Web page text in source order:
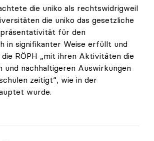
die uniko als rechtswidrigweil
die uniko das gesetzliche
für den
in signifikanter Weise erfüllt und
RÖPH „mit ihren Aktivitäten die
und nachhaltigeren Auswirkungen
zeitigt“, wie in der
wurde.
Regierung entsendet nun doch